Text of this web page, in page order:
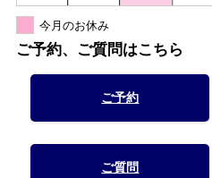
今月のお休み
ご予約、ご質問はこちら
ご予約
ご質問